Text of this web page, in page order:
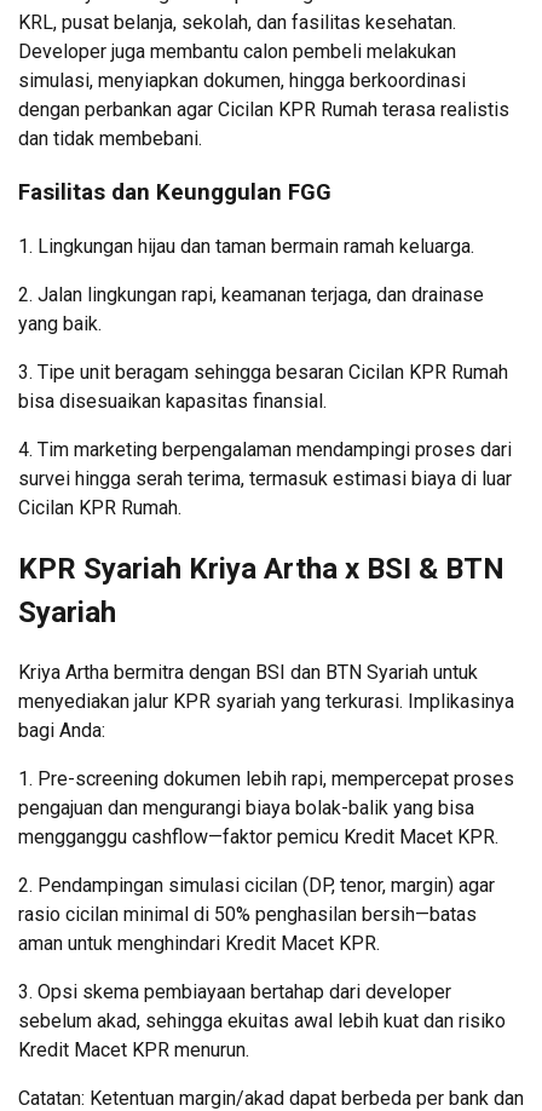
KRL, pusat belanja, sekolah, dan fasilitas kesehatan.
Developer juga membantu calon pembeli melakukan
simulasi, menyiapkan dokumen, hingga berkoordinasi
dengan perbankan agar Cicilan KPR Rumah terasa realistis
dan tidak membebani.
Fasilitas dan Keunggulan FGG
1. Lingkungan hijau dan taman bermain ramah keluarga.
2. Jalan lingkungan rapi, keamanan terjaga, dan drainase
yang baik.
3. Tipe unit beragam sehingga besaran Cicilan KPR Rumah
bisa disesuaikan kapasitas finansial.
4. Tim marketing berpengalaman mendampingi proses dari
survei hingga serah terima, termasuk estimasi biaya di luar
Cicilan KPR Rumah.
KPR Syariah Kriya Artha x BSI & BTN
Syariah
Kriya Artha bermitra dengan BSI dan BTN Syariah untuk
menyediakan jalur KPR syariah yang terkurasi. Implikasinya
bagi Anda:
1. Pre-screening dokumen lebih rapi, mempercepat proses
pengajuan dan mengurangi biaya bolak-balik yang bisa
mengganggu cashflow—faktor pemicu Kredit Macet KPR.
2. Pendampingan simulasi cicilan (DP, tenor, margin) agar
rasio cicilan minimal di 50% penghasilan bersih—batas
aman untuk menghindari Kredit Macet KPR.
3. Opsi skema pembiayaan bertahap dari developer
sebelum akad, sehingga ekuitas awal lebih kuat dan risiko
Kredit Macet KPR menurun.
Catatan: Ketentuan margin/akad dapat berbeda per bank dan